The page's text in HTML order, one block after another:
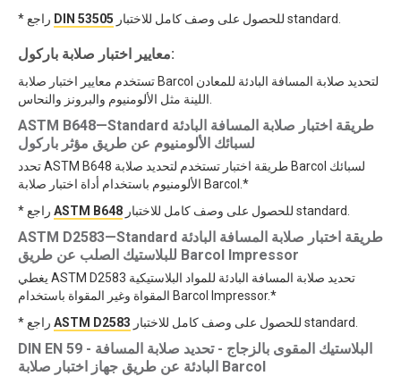
DIN 53505 للحصول على وصف كامل للاختبار standard.
معايير اختبار صلابة باركول:
تستخدم معايير اختبار صلابة Barcol لتحديد صلابة المسافة البادئة للمعادن
ASTM B648—Standard طريقة اختبار صلابة المسافة البادئة
لسبائك الألومنيوم عن طريق مؤثر باركول
تحدد ASTM B648 طريقة اختبار تستخدم لتحديد صلابة Barcol لسبائك
الألومنيوم باستخدام أداة اختبار صلابة Barcol.*
ASTM B648 للحصول على وصف كامل للاختبار standard.
ASTM D2583—Standard طريقة اختبار صلابة المسافة البادئة
للبلاستيك الصلب عن طريق Barcol Impressor
يغطي ASTM D2583 تحديد صلابة المسافة البادئة للمواد البلاستيكية
المقواة وغير المقواة باستخدام Barcol Impressor.*
ASTM D2583 للحصول على وصف كامل للاختبار standard.
DIN EN 59 - البلاستيك المقوى بالزجاج - تحديد صلابة المسافة
البادئة عن طريق جهاز اختبار صلابة Barcol